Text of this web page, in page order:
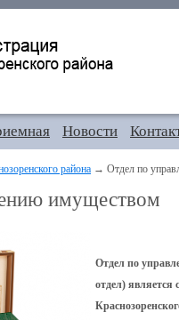
Новости
района → Отдел по
имуществом
Отдел по
отдел)